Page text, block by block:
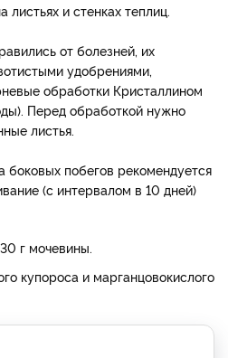
листьях и стенках теплиц.
от болезней, их
удобрениями,
обработки Кристаллином
Перед обработкой нужно
листья.
боковых побегов рекомендуется
(с интервалом в 10 дней)
г мочевины.
купороса и марганцовокислого